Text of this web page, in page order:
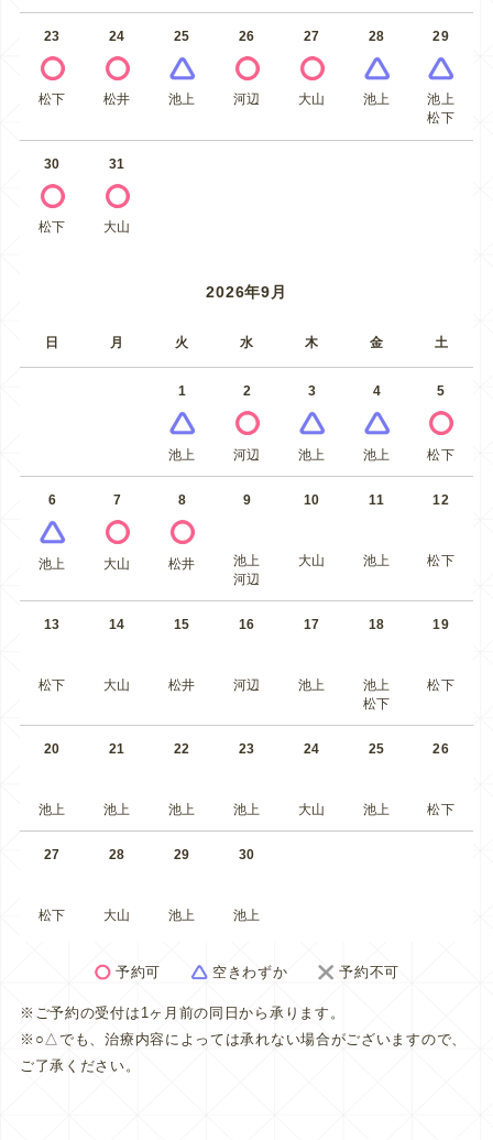
23
松下
24
松井
25
池上
26
河辺
27
大山
28
池上
29
池上
松下
30
松下
31
大山
2026年9月
日 月 火 水 木 金 土
1
池上
2
河辺
3
池上
4
池上
5
松下
6
池上
7
大山
8
松井
9
池上
河辺
10
大山
11
池上
12
松下
13
松下
14
大山
15
松井
16
河辺
17
池上
18
池上
松下
19
松下
20
池上
21
池上
22
池上
23
池上
24
大山
25
池上
26
松下
27
松下
28
大山
29
池上
30
池上
予約可 空きわずか 予約不可
※ご予約の受付は1ヶ月前の同日から承ります。
※○△でも、治療内容によっては承れない場合がございますので、
ご了承ください。